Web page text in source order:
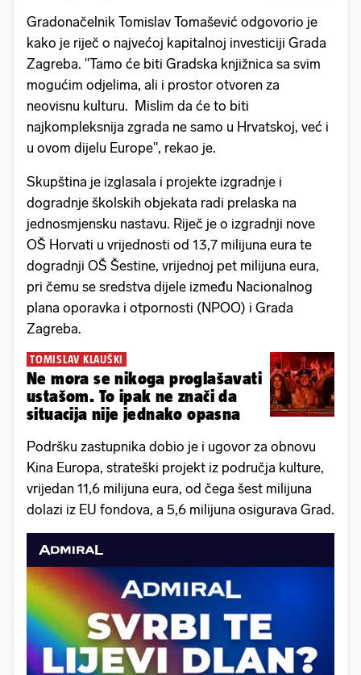
Gradonačelnik Tomislav Tomašević odgovorio je
kako je riječ o najvećoj kapitalnoj investiciji Grada
Zagreba. "Tamo će biti Gradska knjižnica sa svim
mogućim odjelima, ali i prostor otvoren za
neovisnu kulturu. Mislim da će to biti
najkompleksnija zgrada ne samo u Hrvatskoj, već i
u ovom dijelu Europe", rekao je.
Skupština je izglasala i projekte izgradnje i
dogradnje školskih objekata radi prelaska na
jednosmjensku nastavu. Riječ je o izgradnji nove
OŠ Horvati u vrijednosti od 13,7 milijuna eura te
dogradnji OŠ Šestine, vrijednoj pet milijuna eura,
pri čemu se sredstva dijele između Nacionalnog
plana oporavka i otpornosti (NPOO) i Grada
Zagreba.
TOMISLAV KLAUŠKI
Ne mora se nikoga proglašavati
ustašom. To ipak ne znači da
situacija nije jednako opasna
Podršku zastupnika dobio je i ugovor za obnovu
Kina Europa, strateški projekt iz područja kulture,
vrijedan 11,6 milijuna eura, od čega šest milijuna
dolazi iz EU fondova, a 5,6 milijuna osigurava Grad.